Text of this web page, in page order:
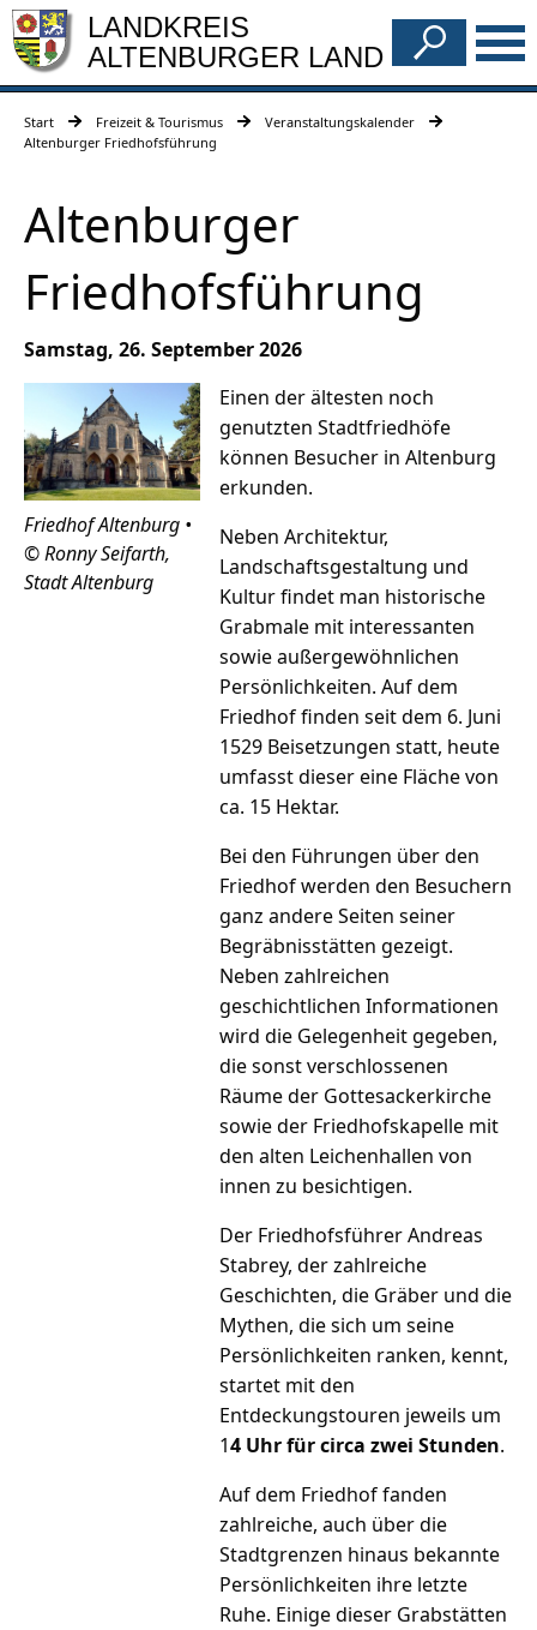
LANDKREIS
ALTENBURGER LAND
Start Freizeit & Tourismus
Veranstaltungskalender
Altenburger Friedhofsführung
Altenburger
Friedhofsführung
Samstag, 26. September 2026
Friedhof Altenburg •
© Ronny Seifarth,
Stadt Altenburg
Einen der ältesten noch
genutzten Stadtfriedhöfe
können Besucher in Altenburg
erkunden.
Neben Architektur,
Landschaftsgestaltung und
Kultur findet man historische
Grabmale mit interessanten
sowie außergewöhnlichen
Persönlichkeiten. Auf dem
Friedhof finden seit dem 6. Juni
1529 Beisetzungen statt, heute
umfasst dieser eine Fläche von
ca. 15 Hektar.
Bei den Führungen über den
Friedhof werden den Besuchern
ganz andere Seiten seiner
Begräbnisstätten gezeigt.
Neben zahlreichen
geschichtlichen Informationen
wird die Gelegenheit gegeben,
die sonst verschlossenen
Räume der Gottesackerkirche
sowie der Friedhofskapelle mit
den alten Leichenhallen von
innen zu besichtigen.
Der Friedhofsführer Andreas
Stabrey, der zahlreiche
Geschichten, die Gräber und die
Mythen, die sich um seine
Persönlichkeiten ranken, kennt,
startet mit den
Entdeckungstouren jeweils um
14 Uhr für circa zwei Stunden.
Auf dem Friedhof fanden
zahlreiche, auch über die
Stadtgrenzen hinaus bekannte
Persönlichkeiten ihre letzte
Ruhe. Einige dieser Grabstätten